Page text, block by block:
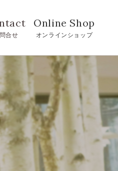
合せ
Online Shop
オンラインショップ